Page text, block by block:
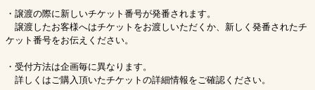
・譲渡の際に新しいチケット番号が発番されます。
譲渡したお客様へはチケットをお渡しいただくか、新しく発番されたチ
ケット番号をお伝えください。
・受付方法は企画毎に異なります。
詳しくはご購入頂いたチケットの詳細情報をご確認ください。